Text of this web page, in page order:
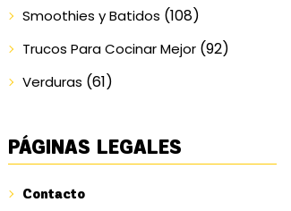
Smoothies y Batidos (108)
Trucos Para Cocinar Mejor(92)
Verduras (61)
PÁGINAS LEGALES
Contacto